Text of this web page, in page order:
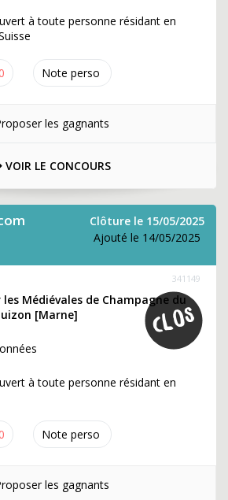
0 Note perso
à toute personne résidant en
les gagnants
VOIR LE CONCOURS
Clôture le 15/05/2025
Ajouté le 14/05/2025
0 Note perso
341149
Médiévales de Champagne du
[Marne]
à toute personne résidant en
les gagnants